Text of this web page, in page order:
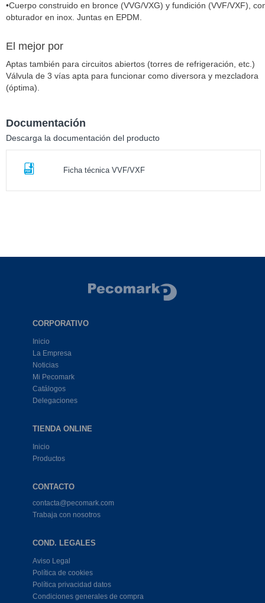
•Cuerpo construido en bronce (VVG/VXG) y fundición (VVF/VXF),
obturador en inox. Juntas en EPDM.
El mejor por
Aptas también para circuitos abiertos (torres de refrigeración, etc.)
Válvula de 3 vías apta para funcionar como diversora y mezcladora
(óptima).
Documentación
Descarga la documentación del producto
Ficha técnica VVF/VXF
CORPORATIVO
Inicio
La Empresa
Noticias
Mi Pecomark
Catálogos
Delegaciones
TIENDA ONLINE
Inicio
Productos
CONTACTO
contacta@pecomark.com
Trabaja con nosotros
COND. LEGALES
Aviso Legal
Política de cookies
Política privacidad datos
Condiciones generales de compra